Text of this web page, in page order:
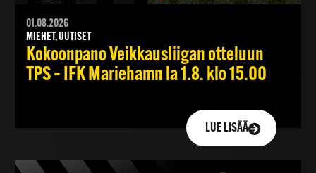
01.08.2026
MIEHET, UUTISET
Kokoonpano Veikkausliigan otteluun
TPS – IFK Mariehamn la 1.8. klo 15.00
LUE LISÄÄ